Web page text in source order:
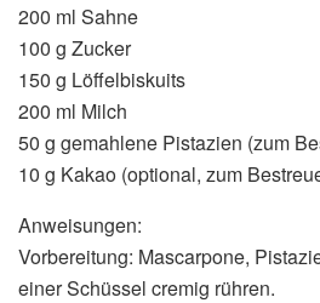
200 ml Sahne
100 g Zucker
150 g Löffelbiskuits
200 ml Milch
50 g gemahlene Pistazien (zum
10 g Kakao (optional, zum
Anweisungen:
Vorbereitung: Mascarpone,
einer Schüssel cremig rühren.